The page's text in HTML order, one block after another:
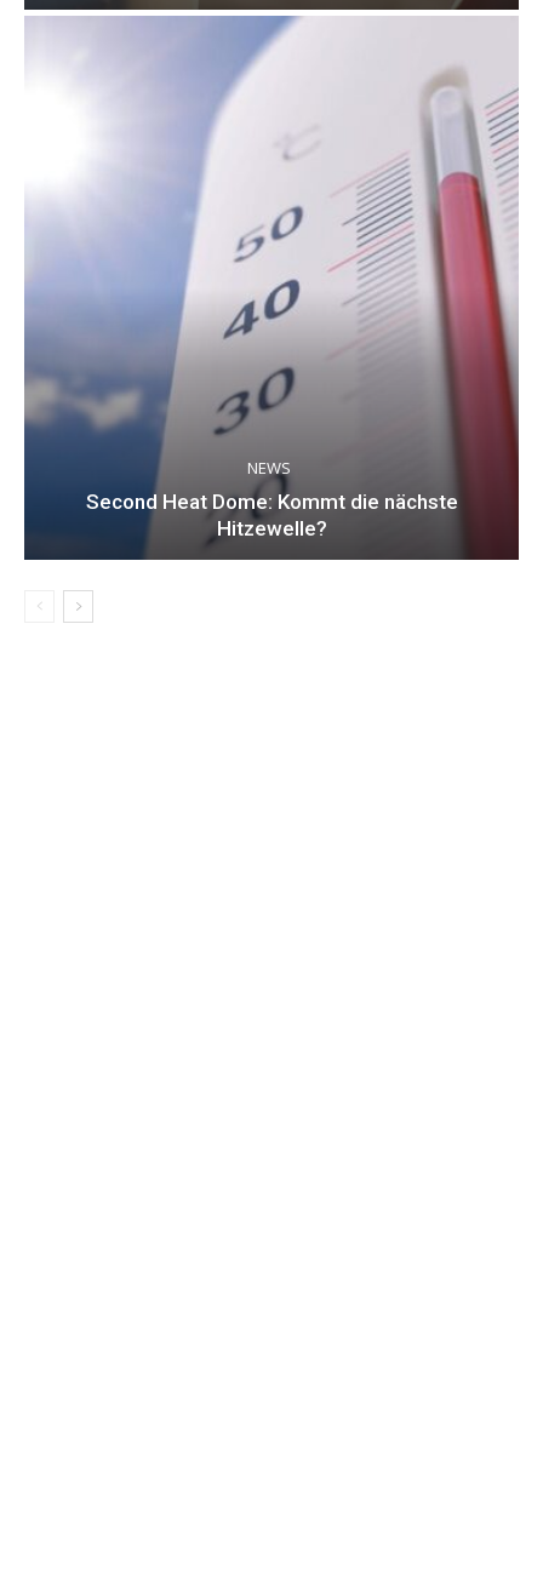
NEWS
Second Heat Dome: Kommt die nächste
Hitzewelle?